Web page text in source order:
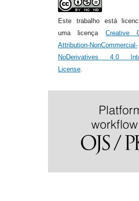
Este trabalho está
uma licença Creative
Attribution-NonCommercial-
NoDerivatives 4.0
License.